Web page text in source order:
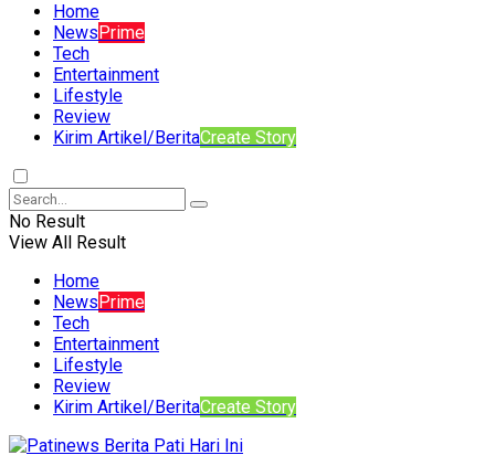
Home
NewsPrime
Tech
Entertainment
Lifestyle
Review
Kirim Artikel/BeritaCreate Story
No Result
View All Result
Home
NewsPrime
Tech
Entertainment
Lifestyle
Review
Kirim Artikel/BeritaCreate Story